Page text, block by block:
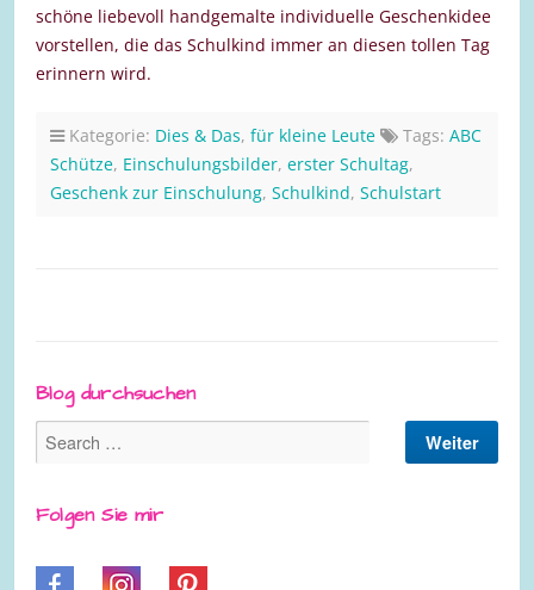
schöne liebevoll handgemalte individuelle Geschenkidee
vorstellen, die das Schulkind immer an diesen tollen Tag
erinnern wird.
Kategorie: Dies & Das, für kleine Leute Tags: ABC
Schütze, Einschulungsbilder, erster Schultag,
Geschenk zur Einschulung, Schulkind, Schulstart
Blog durchsuchen
Folgen Sie mir